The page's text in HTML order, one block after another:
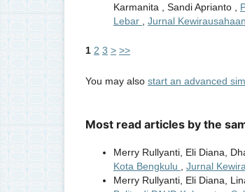
Karmanita , Sandi Aprianto ,
Lebar , Jurnal
1 2 3 > >>
You may also start an advanced
Most read articles by the
Merry Rullyanti, Eli Diana,
Kota Bengkulu , Jurnal
Merry Rullyanti, Eli Diana,